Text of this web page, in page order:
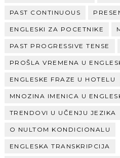
PAST CONTINUOUS
ENGLESKI ZA POCETNIKE
PAST PROGRESSIVE TENSE
PROŠLA VREMENA U
ENGLESKE FRAZE U HOTELU
MNOZINA IMENICA U
TRENDOVI U UČENJU JEZIKA
O NULTOM KONDICIONALU
ENGLESKA TRANSKRIPCIJA